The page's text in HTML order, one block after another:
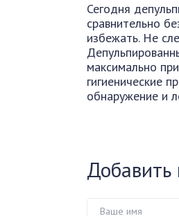
Сегодня
сравнительно
избежать. Не
максимально
гигиенические
обнаружение и